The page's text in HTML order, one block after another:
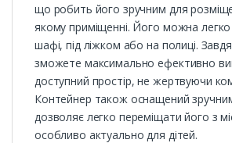
що робить його зручним для
якому приміщенні. Його можна
шафі, під ліжком або на полиці.
зможете максимально ефективно
доступний простір, не жертвуючи
Контейнер також оснащений
дозволяє легко переміщати його з
особливо актуально для дітей.